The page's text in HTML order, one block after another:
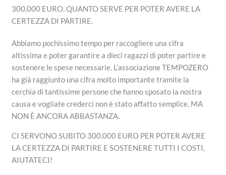
300.000 EURO. QUANTO SERVE PER POTER AVERE LA
CERTEZZA DI PARTIRE.
Abbiamo pochissimo tempo per raccogliere una cifra
altissima e poter garantire a dieci ragazzi di poter partire e
sostenere le spese necessarie. L’associazione TEMPOZERO
ha già raggiunto una cifra molto importante tramite la
cerchia di tantissime persone che hanno sposato la nostra
causa e vogliate crederci non è stato affatto semplice. MA
NON È ANCORA ABBASTANZA.
CI SERVONO SUBITO 300.000 EURO PER POTER AVERE
LA CERTEZZA DI PARTIRE E SOSTENERE TUTTI I COSTI,
AIUTATECI!